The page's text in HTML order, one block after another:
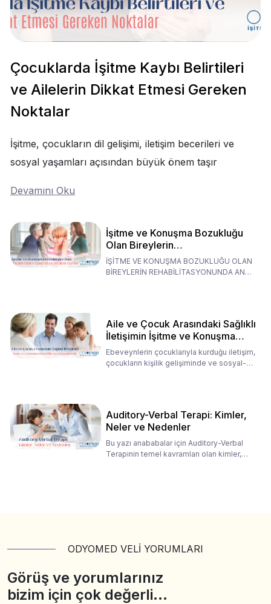
Çocuklarda İşitme Kaybı Belirtileri
ve Ailelerin Dikkat Etmesi Gereken
Noktalar
İşitme, çocukların dil gelişimi, iletişim becerileri ve
sosyal yaşamları açısından büyük önem taşır
Devamını Oku
İşitme ve Konuşma Bozukluğu
Olan Bireylerin
Rehabilitasyonunda Ana
Babaların Tutumları
İŞİTME VE KONUŞMA BOZUKLUĞU OLAN
BİREYLERİN REHABİLİTASYONUNDA ANA
Aile ve Çocuk Arasındaki Sağlıklı
İletişimin İşitme ve Konuşma
Rehabilitasyonundaki Rolü
Ebeveynlerin çocuklarıyla kurduğu iletişim,
çocukların kişilik gelişiminde ve sosyal-
Auditory-Verbal Terapi: Kimler,
Neler ve Nedenler
Bu yazı anababalar için Auditory-Verbal
Terapinin temel kavramları olan kimler,
ODYOMED VELİ YORUMLARI
Görüş ve yorumlarınız
bizim için çok değerli…